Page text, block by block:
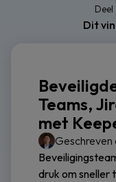
Dit
Teams,
met
druk om sneller